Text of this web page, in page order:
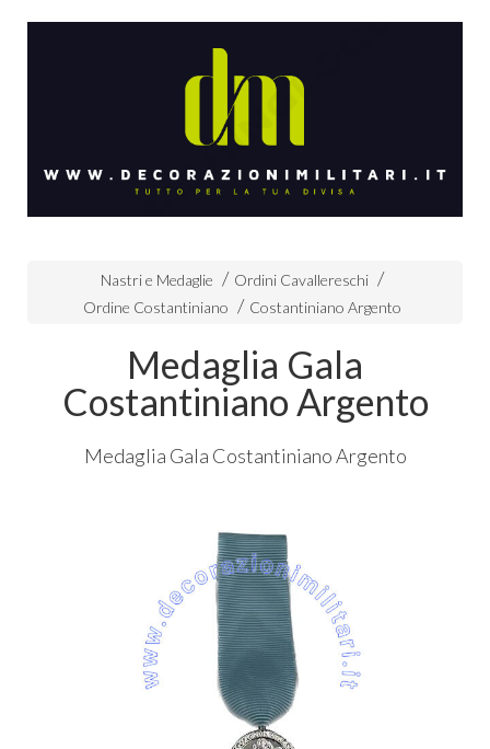
Nastri e Medaglie
Ordini Cavallereschi
Ordine Costantiniano
Costantiniano Argento
Medaglia Gala
Costantiniano Argento
Medaglia Gala Costantiniano Argento